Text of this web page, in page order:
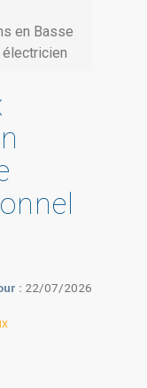
en Basse
: 22/07/2026